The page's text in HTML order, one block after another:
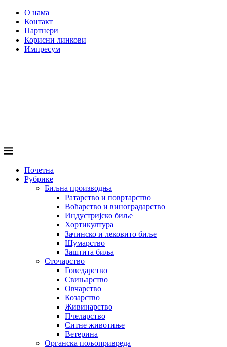
О нама
Контакт
Партнери
Корисни линкови
Импресум
Почетна
Рубрике
Биљна производња
Ратарство и повртарство
Воћарство и виноградарство
Индустријско биље
Хортикултура
Зачинско и лековито биље
Шумарство
Заштита биља
Сточарство
Говедарство
Свињарство
Овчарство
Козарство
Живинарство
Пчеларство
Ситне животиње
Ветерина
Органска пољопривреда